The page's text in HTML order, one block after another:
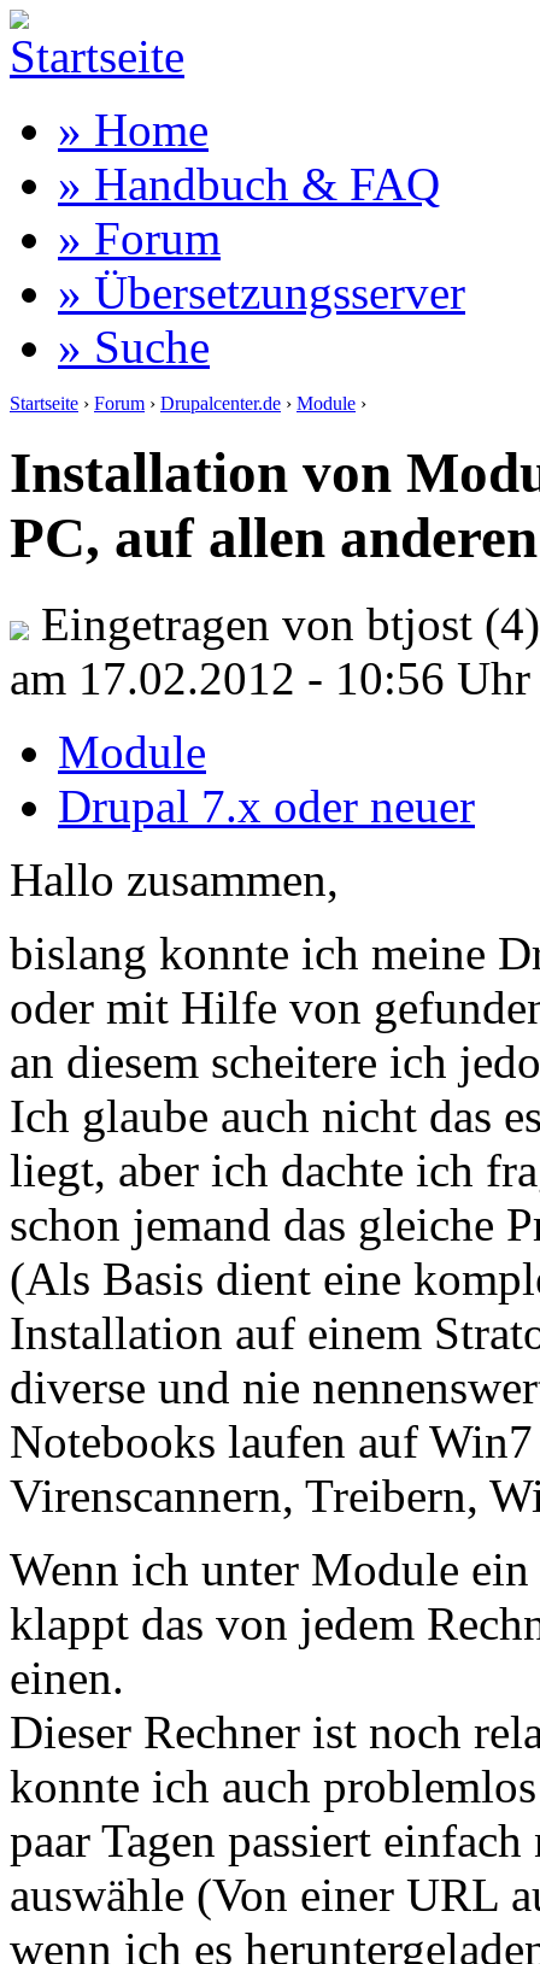
» Home
» Handbuch & FAQ
» Forum
» Übersetzungsserver
» Suche
Startseite › Forum › Drupalcenter.de › Module ›
Installation von
PC, auf allen
Eingetragen von btjost (4)
am 17.02.2012 - 10:56 Uhr
Module
Drupal 7.x oder neuer
Hallo zusammen,
bislang konnte ich meine
oder mit Hilfe von
an diesem scheitere ich
Ich glaube auch nicht das
liegt, aber ich dachte ich
schon jemand das gleiche
(Als Basis dient eine
Installation auf einem
diverse und nie
Notebooks laufen auf
Virenscannern, Treibern,
Wenn ich unter Module
klappt das von jedem
einen.
Dieser Rechner ist noch
konnte ich auch
paar Tagen passiert
auswähle (Von einer URL
wenn ich es